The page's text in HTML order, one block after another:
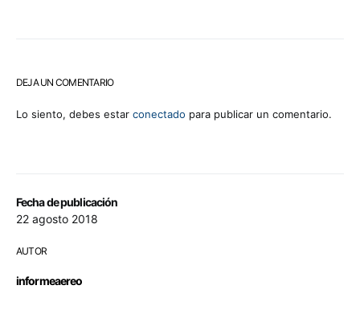
Fecha de publicación
22 agosto 2018
AUTOR
informeaereo
DEJA UN COMENTARIO
Lo siento, debes estar conectado para publicar un comentario.